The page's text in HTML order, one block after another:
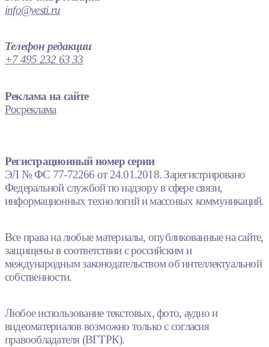
info@vesti.ru
Телефон редакции
+7 495 232 63 33
Реклама на сайте
Росреклама
Регистрационный номер серии
ЭЛ № ФС 77-72266 от 24.01.2018. Зарегистрировано
Федеральной службой по надзору в сфере связи,
информационных технологий и массовых коммуникаций.
Все права на любые материалы, опубликованные на сайте,
защищены в соответствии с российским и
международным законодательством об интеллектуальной
собственности.
Любое использование текстовых, фото, аудио и
видеоматериалов возможно только с согласия
правообладателя (ВГТРК).